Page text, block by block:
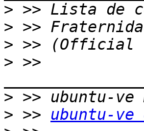
>
>
>
> >>
>
> >> ubuntu-